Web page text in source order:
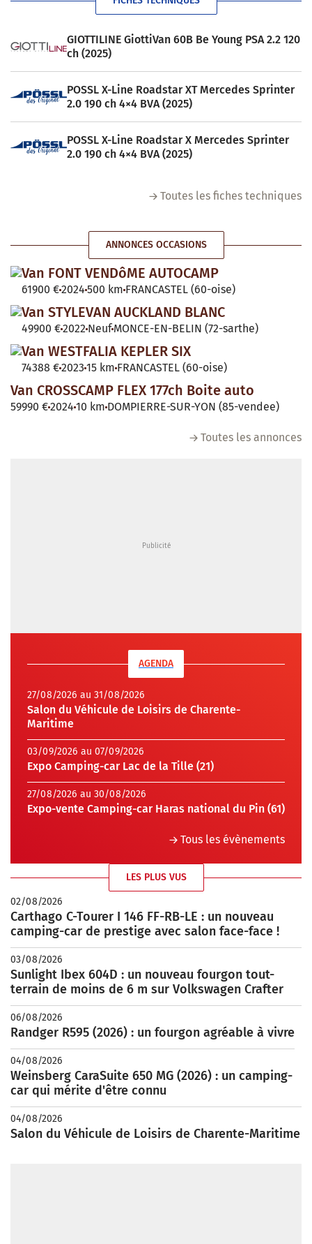
GIOTTILINE GiottiVan 60B Be Young PSA 2.2 120
ch (2025)
POSSL X-Line Roadstar XT Mercedes Sprinter
2.0 190 ch 4×4 BVA (2025)
POSSL X-Line Roadstar X Mercedes Sprinter
2.0 190 ch 4×4 BVA (2025)
Toutes les fiches techniques
ANNONCES OCCASIONS
Van FONT VENDôME AUTOCAMP
61900 €2024 500 km FRANCASTEL (60-oise)
Van STYLEVAN AUCKLAND BLANC
49900 €2022 Neuf MONCE-EN-BELIN (72-sarthe)
Van WESTFALIA KEPLER SIX
74388 €2023 15 km FRANCASTEL (60-oise)
Van CROSSCAMP FLEX 177ch Boite auto
59990 €2024 10 km DOMPIERRE-SUR-YON (85-vendee)
Toutes les annonces
AGENDA
27/08/2026 au 31/08/2026
Salon du Véhicule de Loisirs de Charente-
Maritime
03/09/2026 au 07/09/2026
Expo Camping-car Lac de la Tille (21)
27/08/2026 au 30/08/2026
Expo-vente Camping-car Haras national du Pin (61)
Tous les évènements
LES PLUS VUS
02/08/2026
Carthago C-Tourer I 146 FF-RB-LE : un nouveau
camping-car de prestige avec salon face-face !
03/08/2026
Sunlight Ibex 604D : un nouveau fourgon tout-
terrain de moins de 6 m sur Volkswagen Crafter
06/08/2026
Randger R595 (2026) : un fourgon agréable à vivre
04/08/2026
Weinsberg CaraSuite 650 MG (2026) : un camping-
car qui mérite d'être connu
04/08/2026
Salon du Véhicule de Loisirs de Charente-Maritime